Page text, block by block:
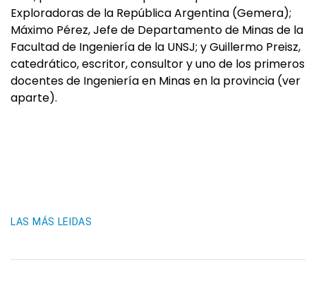
Exploradoras de la República Argentina (Gemera);
Máximo Pérez, Jefe de Departamento de Minas de la
Facultad de Ingeniería de la UNSJ; y Guillermo Preisz,
catedrático, escritor, consultor y uno de los primeros
docentes de Ingeniería en Minas en la provincia (ver
aparte).
LAS MÁS LEIDAS